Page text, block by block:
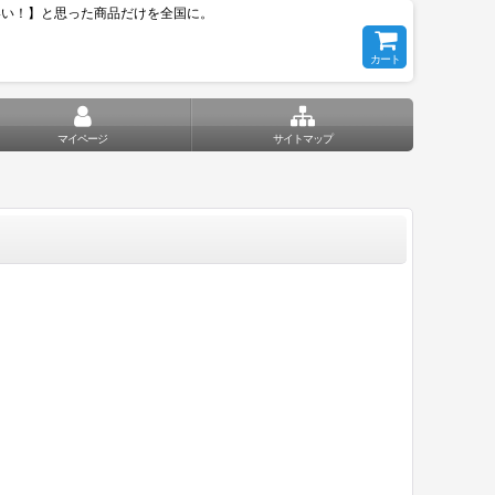
！】と思った商品だけを全国に。
カート
マイページ サイトマップ